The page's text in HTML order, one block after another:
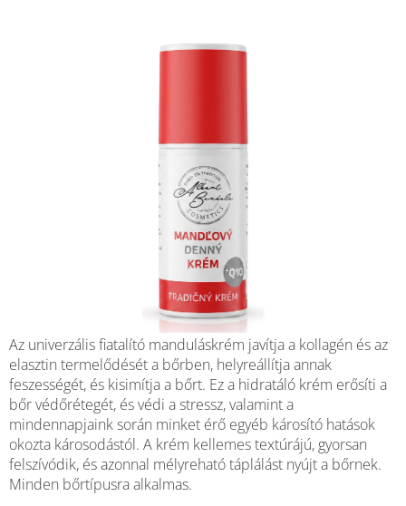
Az univerzális fiatalító manduláskrém javítja a kollagén és az
elasztin termelődését a bőrben, helyreállítja annak
feszességét, és kisimítja a bőrt. Ez a hidratáló krém erősíti a
bőr védőrétegét, és védi a stressz, valamint a
mindennapjaink során minket érő egyéb károsító hatások
okozta károsodástól. A krém kellemes textúrájú, gyorsan
felszívódik, és azonnal mélyreható táplálást nyújt a bőrnek.
Minden bőrtípusra alkalmas.